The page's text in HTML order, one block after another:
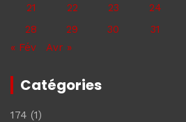
21
22 23 24
28
29 30
31
« Fév
Avr »
Catégories
174 (1)